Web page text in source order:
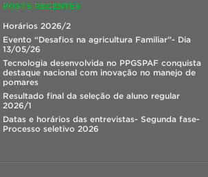
POSTS RECENTES
Horários 2026/2
Evento “Desafios na agricultura Familiar”- Dia
13/05/26
Tecnologia desenvolvida no PPGSPAF conquista
destaque nacional com inovação no manejo de
pomares
Resultado final da seleção de aluno regular
2026/1
Datas e horários das entrevistas- Segunda fase-
Processo seletivo 2026